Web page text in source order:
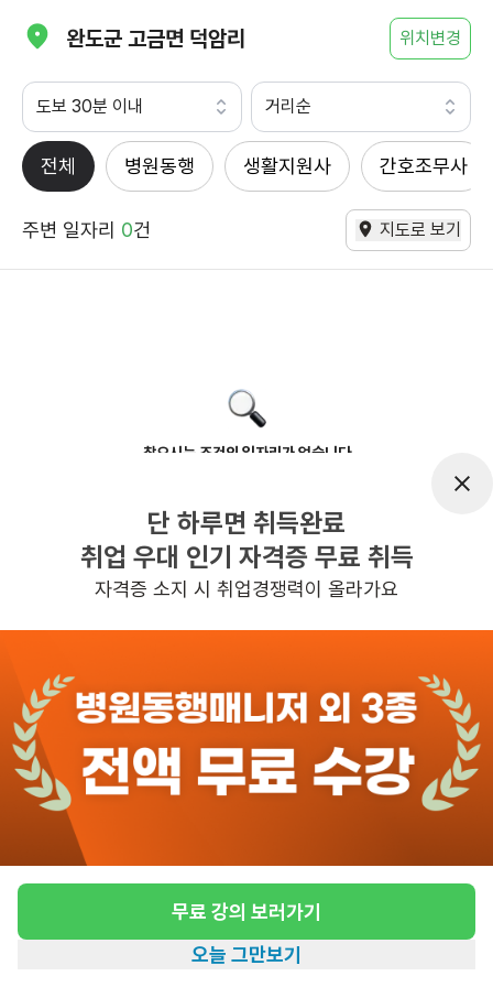
완도군 고금면 덕암리 위치변경
도보 30분 이내 거리순
전체 병원동행 생활지원사 간호조무사
주변 일자리 0건 지도로 보기
찾으시는 조건의 일자리가 없습니다
반경 3KM 이내의 일자리 확인하기
단 하루면 취득완료
취업 우대 인기 자격증 무료 취득
자격증 소지 시 취업경쟁력이 올라가요
무료 강의 보러가기
오늘 그만보기